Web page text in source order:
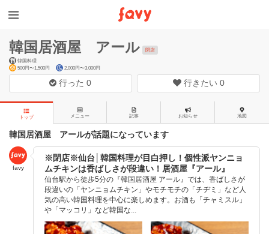
韓国居酒屋 アール
閉店
韓国料理
500円〜1,500円
2,000円〜3,000円
行った0 行きたい 0
トップ メニュー 記事 お知らせ 地図
韓国居酒屋 アールが話題になっています
favy
※閉店※仙台│韓国料理が目白押し！個性派ヤンニョ
ムチキンは香ばしさが段違い！居酒屋『アール』
仙台駅から徒歩5分の『韓国居酒屋 アール』では、香ばしさが
段違いの「ヤンニョムチキン」やモチモチの「チヂミ」など人
気の高い韓国料理を中心に楽しめます。お酒も「チャミスル」
や「マッコリ」など韓国な...